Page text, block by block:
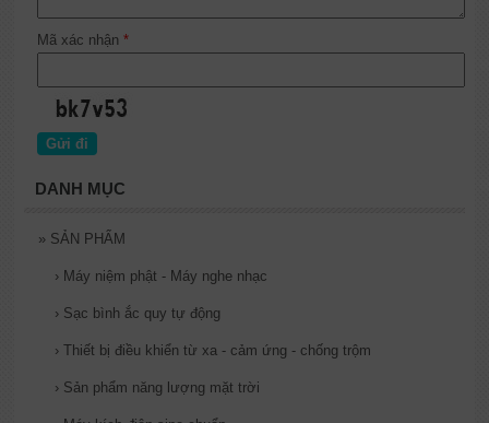
Mã xác nhận *
DANH MỤC
» SẢN PHẨM
› Máy niệm phật - Máy nghe nhạc
› Sạc bình ắc quy tự động
› Thiết bị điều khiển từ xa - cảm ứng - chống trộm
› Sản phẩm năng lượng mặt trời